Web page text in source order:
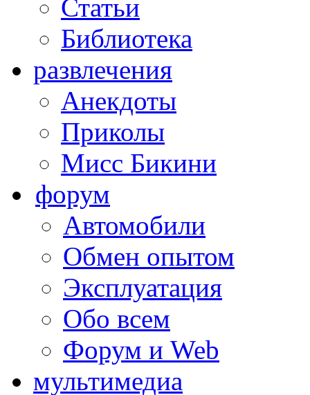
Статьи
Библиотека
развлечения
Анекдоты
Приколы
Мисс Бикини
форум
Автомобили
Обмен опытом
Эксплуатация
Обо всем
Форум и Web
мультимедиа